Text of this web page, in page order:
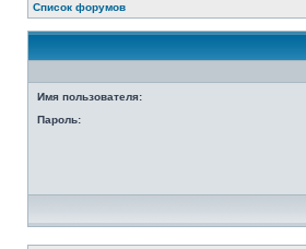
Список форумов
Имя пользователя:
Пароль: